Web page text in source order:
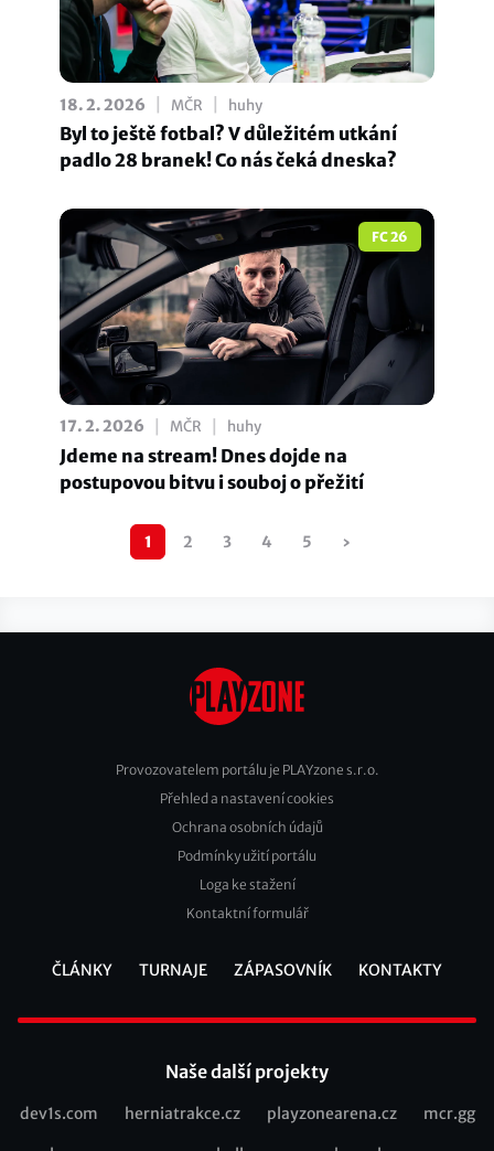
18. 2. 2026 MČR huhy
Byl to ještě fotbal? V důležitém utkání
padlo 28 branek! Co nás čeká dneska?
FC 26
17. 2. 2026 MČR huhy
Jdeme na stream! Dnes dojde na
postupovou bitvu i souboj o přežití
Pagination 1 2 3 4 5 ›
Footer
Provozovatelem portálu je PLAYzone s.r.o.
Přehled a nastavení cookies
Ochrana osobních údajů
Podmínky užití portálu
Loga ke stažení
Kontaktní formulář
ČLÁNKY TURNAJE ZÁPASOVNÍK KONTAKTY
Naše další projekty
dev1s.com herniatrakce.cz playzonearena.cz mcr.gg